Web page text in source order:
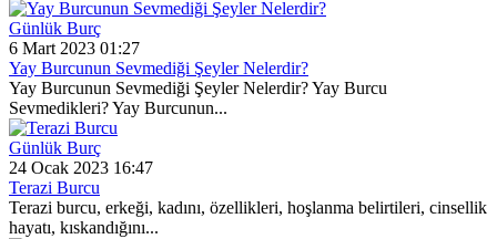
Günlük Burç
6 Mart 2023 01:27
Yay Burcunun Sevmediği Şeyler Nelerdir?
Yay Burcunun Sevmediği Şeyler Nelerdir? Yay Burcu
Sevmedikleri? Yay Burcunun...
Günlük Burç
24 Ocak 2023 16:47
Terazi Burcu
Terazi burcu, erkeği, kadını, özellikleri, hoşlanma belirtileri, cinsellik
hayatı, kıskandığını...